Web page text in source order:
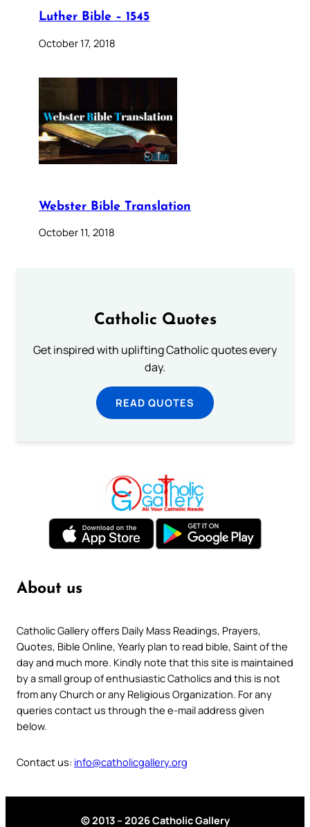
Luther Bible – 1545
October 17, 2018
Webster Bible Translation
October 11, 2018
Catholic Quotes
Get inspired with uplifting Catholic quotes every
day.
READ QUOTES
About us
Catholic Gallery offers Daily Mass Readings, Prayers,
Quotes, Bible Online, Yearly plan to read bible, Saint of the
day and much more. Kindly note that this site is maintained
by a small group of enthusiastic Catholics and this is not
from any Church or any Religious Organization. For any
queries contact us through the e-mail address given
below.
Contact us: info@catholicgallery.org
© 2013 – 2026 Catholic Gallery